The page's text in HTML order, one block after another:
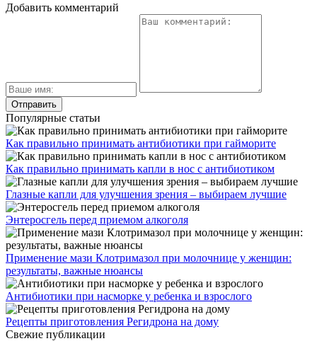
Добавить комментарий
Популярные статьи
Как правильно принимать антибиотики при гайморите
Как правильно принимать капли в нос с антибиотиком
Глазные капли для улучшения зрения – выбираем лучшие
Энтеросгель перед приемом алкоголя
Применение мази Клотримазол при молочнице у женщин:
результаты, важные нюансы
Антибиотики при насморке у ребенка и взрослого
Рецепты приготовления Регидрона на дому
Свежие публикации